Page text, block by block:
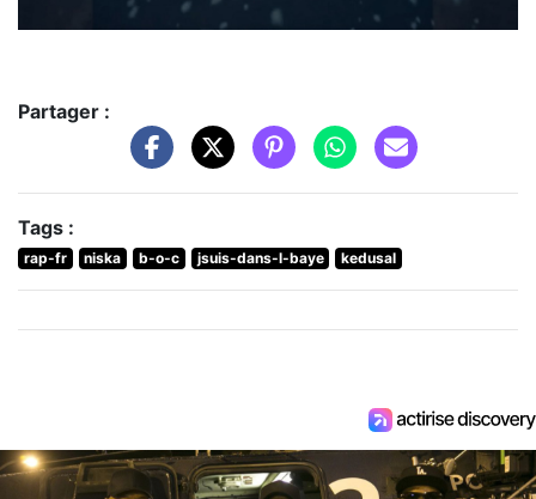
Partager :
Tags :
rap-fr niska b-o-c jsuis-dans-l-baye kedusal